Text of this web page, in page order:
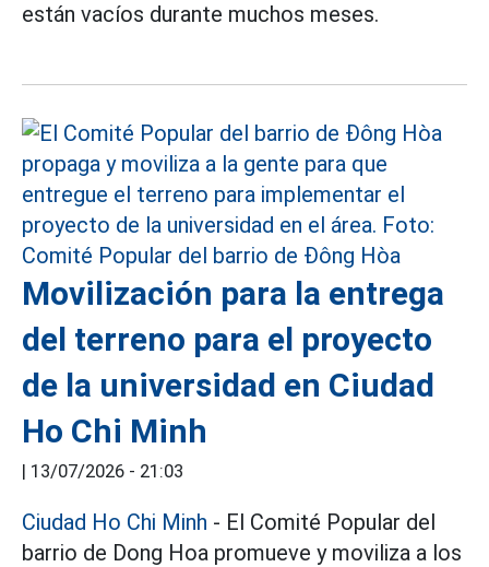
están vacíos durante muchos meses.
Movilización para la entrega
del terreno para el proyecto
de la universidad en Ciudad
Ho Chi Minh
| 13/07/2026 - 21:03
Ciudad Ho Chi Minh - El Comité Popular del
barrio de Dong Hoa promueve y moviliza a los